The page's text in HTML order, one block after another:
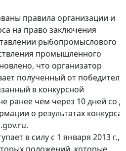
правила организации и
на право заключения
рыбопромыслового
промышленного
что организатор
полученный от победителя
в конкурсной
ранее чем через 10 дней со
о результатах конкурса
в силу с 1 января 2013 г.,